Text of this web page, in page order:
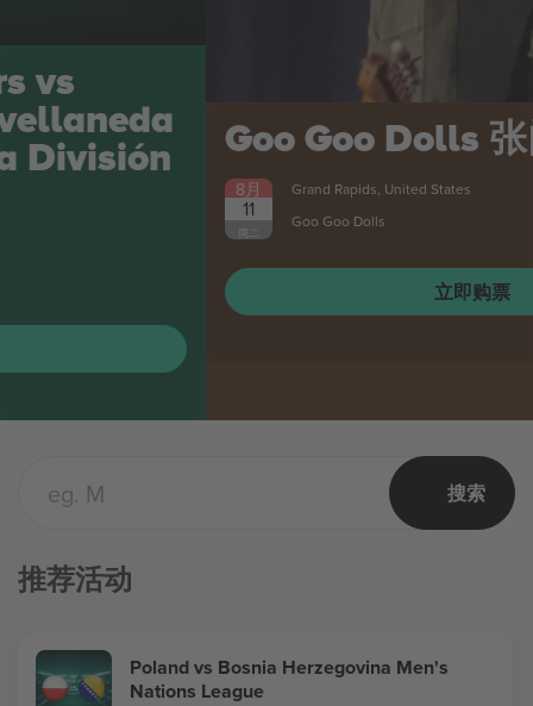
Goo Goo Dolls张门票
Grand Rapids, United States
搜索
推荐活动
Poland vs Bosnia Herzegovina Men's
Nations League